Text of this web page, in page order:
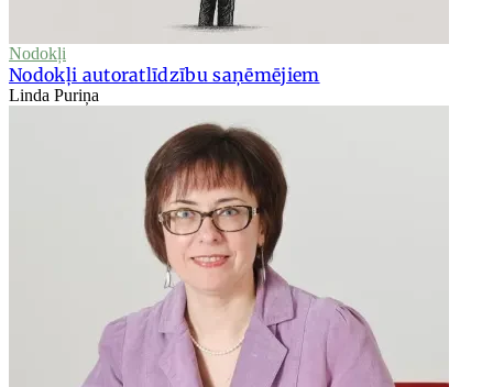
Nodokļi
Nodokļi autoratlīdzību saņēmējiem
Linda Puriņa